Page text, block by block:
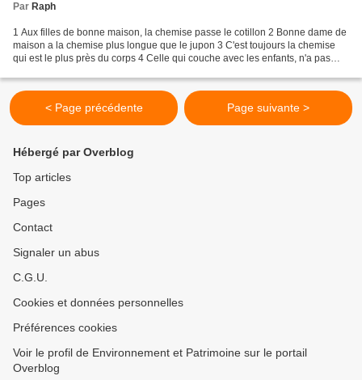
Par Raph
1 Aux filles de bonne maison, la chemise passe le cotillon 2 Bonne dame de
maison a la chemise plus longue que le jupon 3 C'est toujours la chemise
qui est le plus près du corps 4 Celle qui couche avec les enfants, n'a pas
< Page précédente Page suivante >
Hébergé par Overblog
Top articles
Pages
Contact
Signaler un abus
C.G.U.
Cookies et données personnelles
Préférences cookies
Voir le profil de Environnement et Patrimoine sur le portail
Overblog